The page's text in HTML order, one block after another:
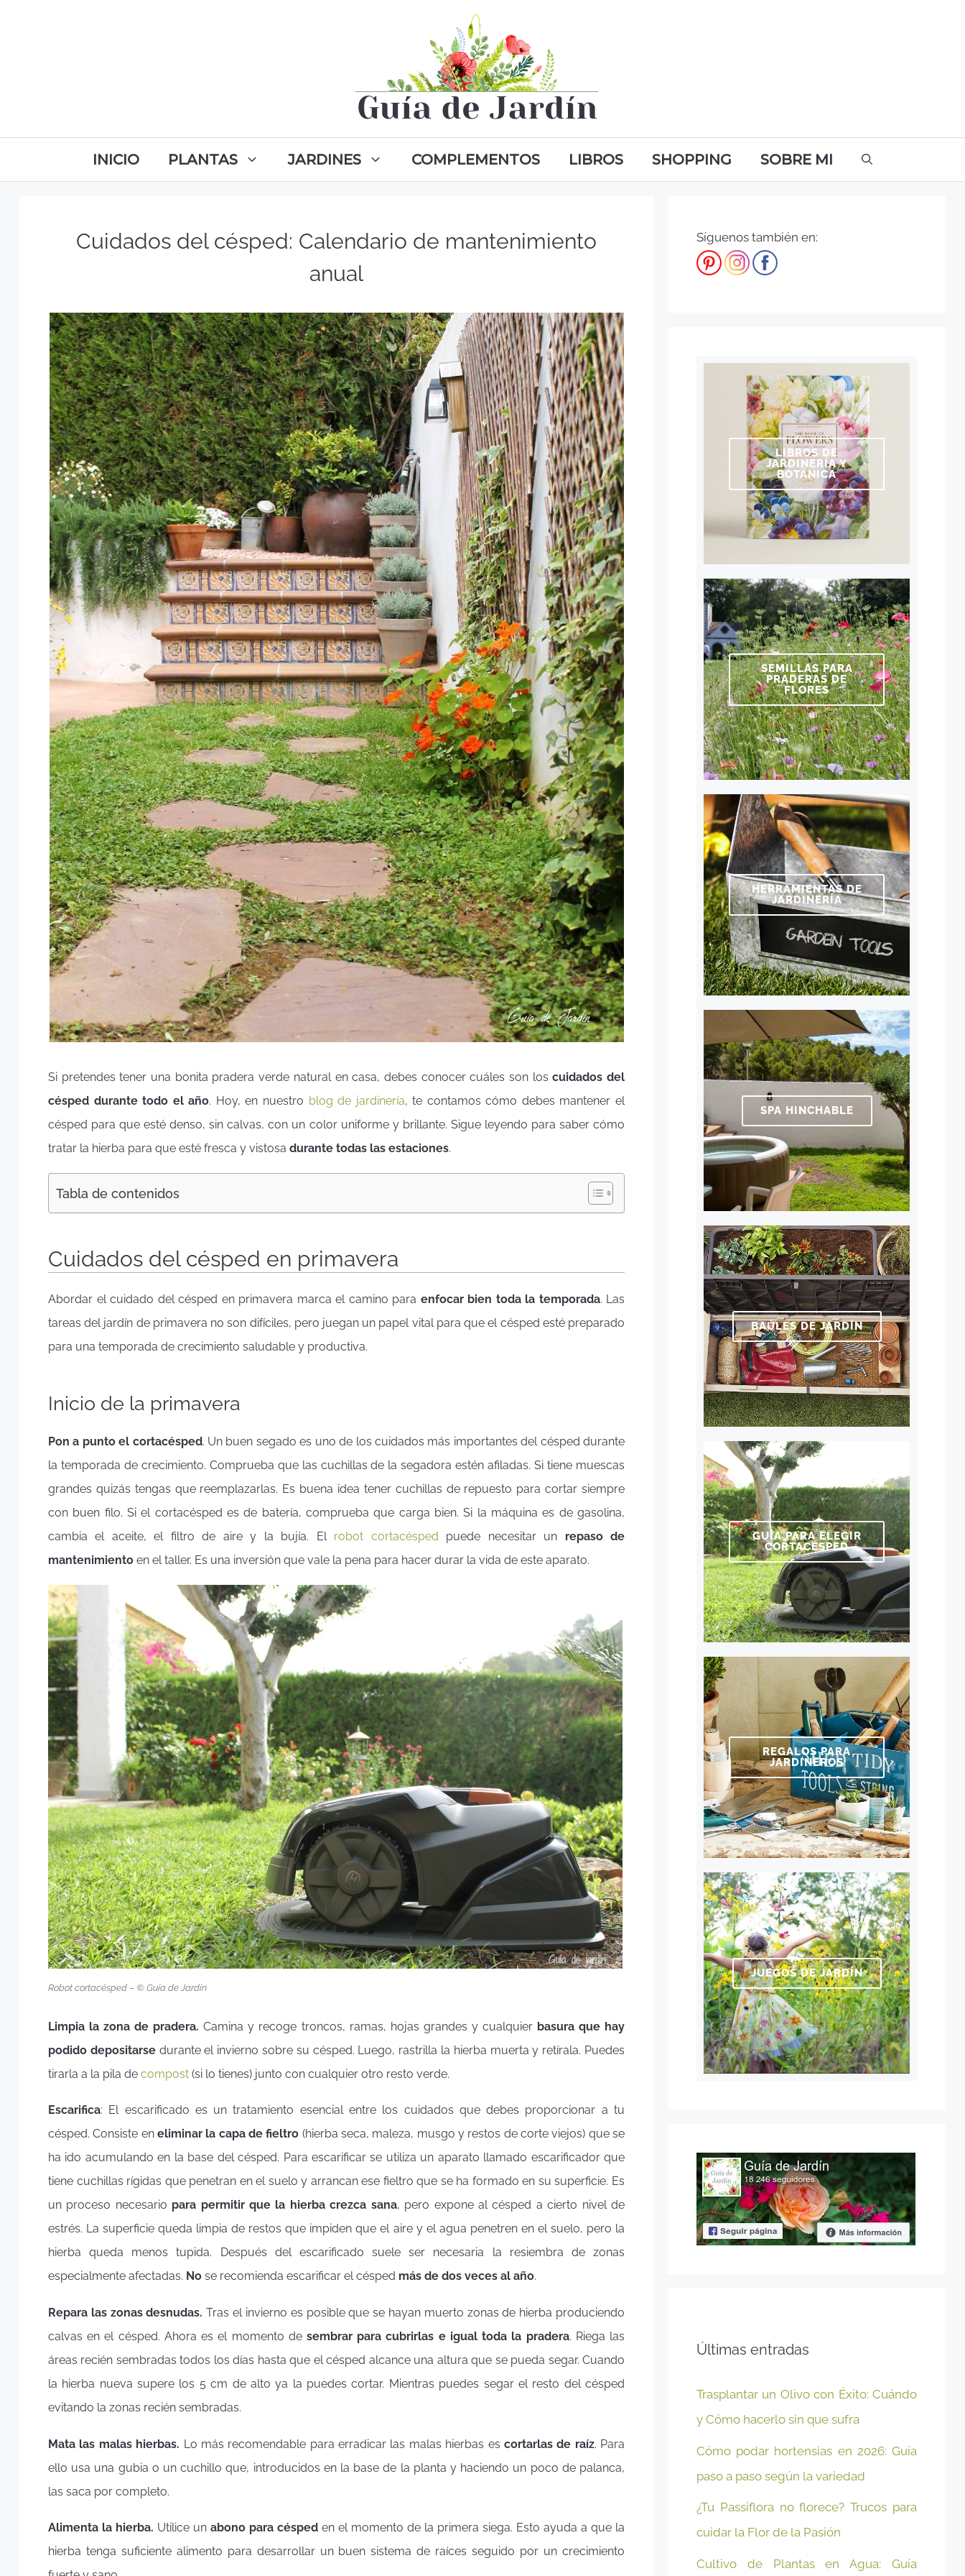
INICIO PLANTAS JARDINES COMPLEMENTOS LIBROS SHOPPING SOBRE MI
Cuidados del césped: Calendario de mantenimiento
anual
Si pretendes tener una bonita pradera verde natural en casa, debes conocer cuáles son loscuidados del
césped durante todo el año. Hoy, en nuestro blog de jardinería, te contamos cómo debes mantener el
césped para que esté denso, sin calvas, con un color uniforme y brillante. Sigue leyendo para saber cómo
tratar la hierba para que esté fresca y vistosa durante todas las estaciones.
Tabla de contenidos
Cuidados del césped en primavera
Abordar el cuidado del césped en primavera marca el camino para enfocar bien toda la temporada. Las
tareas del jardín de primavera no son difíciles, pero juegan un papel vital para que el césped esté preparado
para una temporada de crecimiento saludable y productiva.
Inicio de la primavera
Pon a punto el cortacésped. Un buen segado es uno de los cuidados más importantes del césped durante
la temporada de crecimiento. Comprueba que las cuchillas de la segadora estén afiladas. Si tiene muescas
grandes quizás tengas que reemplazarlas. Es buena idea tener cuchillas de repuesto para cortar siempre
con buen filo. Si el cortacésped es de batería, comprueba que carga bien. Si la máquina es de gasolina,
cambia el aceite, el filtro de aire y la bujía. El robot cortacésped puede necesitar un repaso de
mantenimiento en el taller. Es una inversión que vale la pena para hacer durar la vida de este aparato.
Robot cortacésped – © Guía de Jardín
Limpia la zona de pradera.Camina y recoge troncos, ramas, hojas grandes y cualquier basura que hay
podido depositarsedurante el invierno sobre su césped. Luego, rastrilla la hierba muerta y retírala. Puedes
tirarla a la pila de compost (si lo tienes) junto con cualquier otro resto verde.
Escarifica: El escarificado es un tratamiento esencial entre los cuidados que debes proporcionar a tu
césped. Consiste en eliminar la capa de fieltro (hierba seca, maleza, musgo y restos de corte viejos) que se
ha ido acumulando en la base del césped. Para escarificar se utiliza un aparato llamado escarificador que
tiene cuchillas rígidas que penetran en el suelo y arrancan ese fieltro que se ha formado en su superficie. Es
un proceso necesario para permitir que la hierba crezca sana, pero expone al césped a cierto nivel de
estrés. La superficie queda limpia de restos que impiden que el aire y el agua penetren en el suelo, pero la
hierba queda menos tupida. Después del escarificado suele ser necesaria la resiembra de zonas
especialmente afectadas. No se recomienda escarificar el césped más de dos veces al año.
Repara las zonas desnudas.Tras el invierno es posible que se hayan muerto zonas de hierba produciendo
calvas en el césped. Ahora es el momento de sembrar para cubrirlas e igual toda la pradera. Riega las
áreas recién sembradas todos los días hasta que el césped alcance una altura que se pueda segar. Cuando
la hierba nueva supere los 5 cm de alto ya la puedes cortar. Mientras puedes segar el resto del césped
evitando la zonas recién sembradas.
Mata las malas hierbas. Lo más recomendable para erradicar las malas hierbas es cortarlas de raíz. Para
ello usa una gubia o un cuchillo que, introducidos en la base de la planta y haciendo un poco de palanca,
las saca por completo.
Alimenta la hierba. Utilice un abono para césped en el momento de la primera siega. Esto ayuda a que la
hierba tenga suficiente alimento para desarrollar un buen sistema de raíces seguido por un crecimiento
Síguenos también en:
LIBROS DE
JARDINERÍA Y
BOTÁNICA
SEMILLAS PARA
PRADERAS DE
FLORES
HERRAMIENTAS DE
JARDINERÍA
SPA HINCHABLE
BAÚLES DE JARDÍN
GUÍA PARA ELEGIR
CORTACÉSPED
REGALOS PARA
JARDINEROS
JUEGOS DE JARDÍN
Últimas entradas
Trasplantar un Olivo con Éxito: Cuándo
y Cómo hacerlo sin que sufra
Cómo podar hortensias en 2026: Guía
paso a paso según la variedad
¿Tu Passiflora no florece? Trucos para
cuidar la Flor de la Pasión
Cultivo de Plantas en Agua: Guía